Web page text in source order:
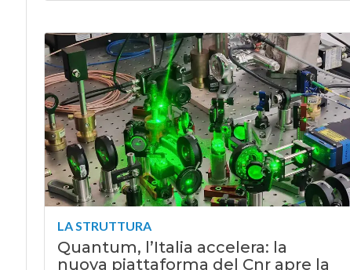
LA STRUTTURA
Quantum, l’Italia accelera: la
nuova piattaforma del Cnr apre la